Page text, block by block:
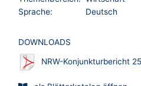
Sprache:
Deutsch
DOWNLOADS
NRW-Konjunkturbericht